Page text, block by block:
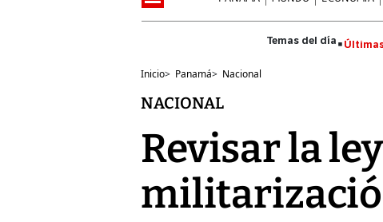
Inicio> Panamá> Nacional
NACIONAL
Revisar la